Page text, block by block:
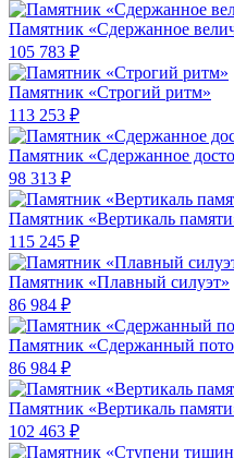
Памятник «Сдержанное
105 783 ₽
Памятник «Строгий ритм»
113 253 ₽
Памятник «Сдержанное
98 313 ₽
Памятник «Вертикаль
115 245 ₽
Памятник «Плавный силуэт»
86 984 ₽
Памятник «Сдержанный
86 984 ₽
Памятник «Вертикаль
102 463 ₽